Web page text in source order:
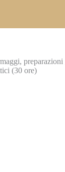
(30 ore)